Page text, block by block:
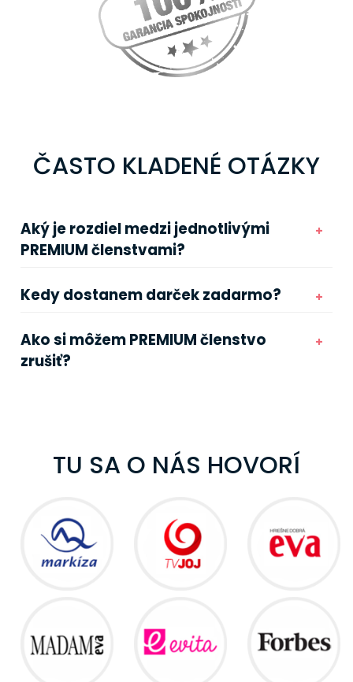
ČASTO KLADENÉ OTÁZKY
Aký je rozdiel medzi jednotlivými
PREMIUM členstvami?
Kedy dostanem darček zadarmo?
Ako si môžem PREMIUM členstvo
zrušiť?
TU SA O NÁS HOVORÍ